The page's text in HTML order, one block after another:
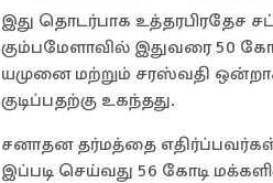
இது தொடர்பாக உத்தரபிரதேச
கும்பமேளாவில் இதுவரை 50
யமுனை மற்றும் சரஸ்வதி
குடிப்பதற்கு உகந்தது.
சனாதன தர்மத்தை
இப்படி செய்வது 56 கோடி